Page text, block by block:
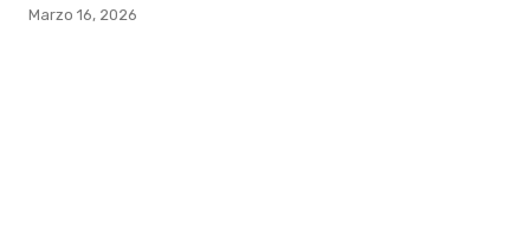
Marzo 16, 2026